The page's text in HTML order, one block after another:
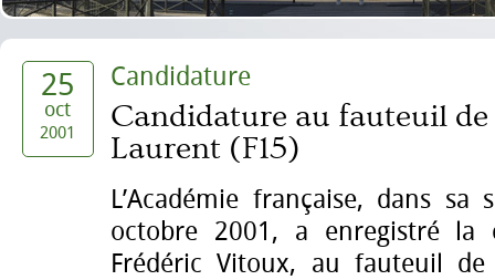
25
oct
2001
Candidature
Candidature au fauteuil de
Laurent (F15)
L’Académie française, dans
octobre 2001, a enregistré la
Frédéric Vitoux, au fauteuil de